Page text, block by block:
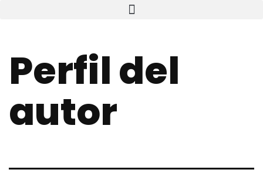
Perfil del
autor